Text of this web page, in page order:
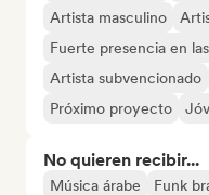
Artista masculino
Fuerte presencia en
Artista subvencionado
Próximo proyecto
No quieren recibir...
Música árabe Funk